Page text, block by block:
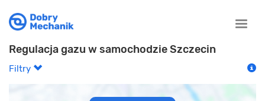
Toggle
Regulacja gazu w samochodzie Szczecin
Filtry